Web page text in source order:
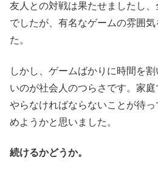
友人との対戦は果たせましたし
でしたが、有名なゲームの雰囲
た。
しかし、ゲームばかりに時間を
いのが社会人のつらさです。家
やらなければならないことが待
めようかと思いました。
続けるかどうか。